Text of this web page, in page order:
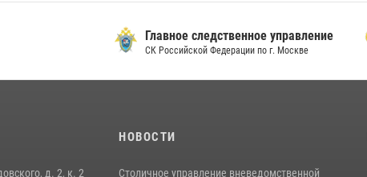
Главное следственное управление
СК Российской Федерации по г. Москве
д. 2, к. 2
НОВОСТИ
Столичное управление вневедомственной